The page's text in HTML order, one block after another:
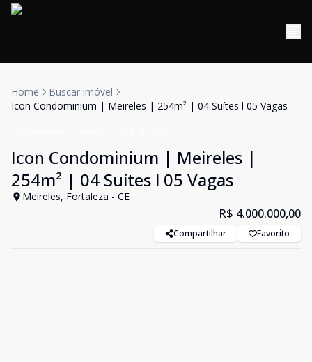
Home
Buscar imóvel
Icon Condominium | Meireles | 254m² | 04 Suítes l 05 Vagas
Icon Condominium | Meireles |
254m² | 04 Suítes l 05 Vagas
Meireles, Fortaleza - CE
R$ 4.000.000,00
Compartilhar Favorito